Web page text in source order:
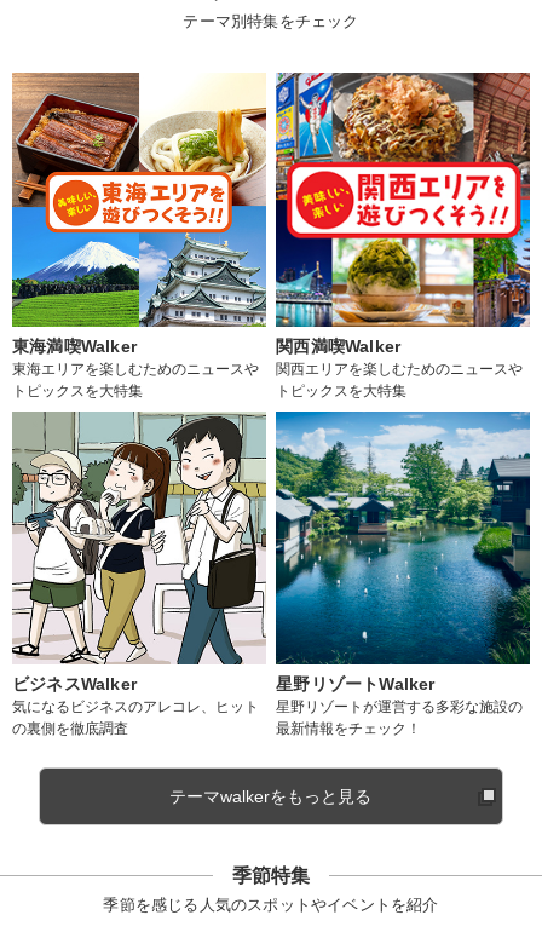
テーマ別特集をチェック
東海満喫Walker
東海エリアを楽しむためのニュースや
トピックスを大特集
関西満喫Walker
関西エリアを楽しむためのニュースや
トピックスを大特集
ビジネスWalker
気になるビジネスのアレコレ、ヒット
の裏側を徹底調査
星野リゾートWalker
星野リゾートが運営する多彩な施設の
最新情報をチェック！
テーマwalkerをもっと見る
季節特集
季節を感じる人気のスポットやイベントを紹介